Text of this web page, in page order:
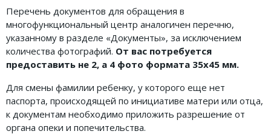
Перечень документов для обращения в
многофункциональный центр аналогичен перечню,
указанному в разделе «Документы», за исключением
количества фотографий. От вас потребуется
предоставить не 2, а 4 фото формата 35х45 мм.
Для смены фамилии ребенку, у которого еще нет
паспорта, происходящей по инициативе матери или отца,
к документам необходимо приложить разрешение от
органа опеки и попечительства.